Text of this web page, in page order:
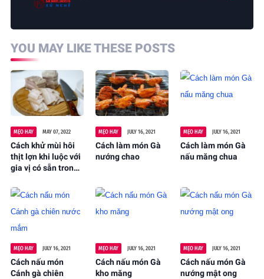
YOU MAY LIKE THESE POSTS
MẸO HAY MAY 07, 2022
Cách khử mùi hôi
thịt lợn khi luộc với
gia vị có sẵn trong
MẸO HAY JULY 16, 2021
Cách làm món Gà
nướng chao
MẸO HAY JULY 16, 2021
Cách làm món Gà
nấu măng chua
MẸO HAY JULY 16, 2021
Cách nấu món
Cánh gà chiên
MẸO HAY JULY 16, 2021
Cách nấu món Gà
kho măng
MẸO HAY JULY 16, 2021
Cách nấu món Gà
nướng mật ong